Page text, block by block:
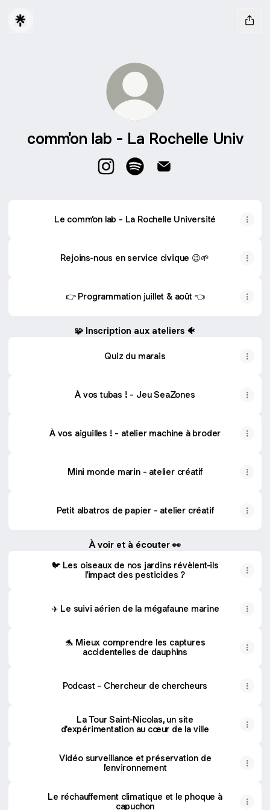
comm'on lab - La Rochelle Univ
Le comm’on lab - La Rochelle Université
Rejoins-nous en service civique 😉🌱
👉 Programmation juillet & août 👈
🧩 Inscription aux ateliers 🐠
Quiz du marais
À vos tubas ! - Jeu SeaZones
À vos aiguilles ! - atelier machine à broder
Mini monde marin - atelier créatif
Petit albatros de papier - atelier créatif
À voir et à écouter 👀
🐦 Les oiseaux de nos jardins révèlent-ils
l’impact des pesticides ?
✈️ Le suivi aérien de la mégafaune marine
🐬 Mieux comprendre les captures
accidentelles de dauphins
Podcast - Chercheur de chercheurs
La Tour Saint-Nicolas, un site
d'expérimentation au cœur de la ville
Vidéo surveillance et préservation de
l'environnement
Le réchauffement climatique et le phoque à
capuchon